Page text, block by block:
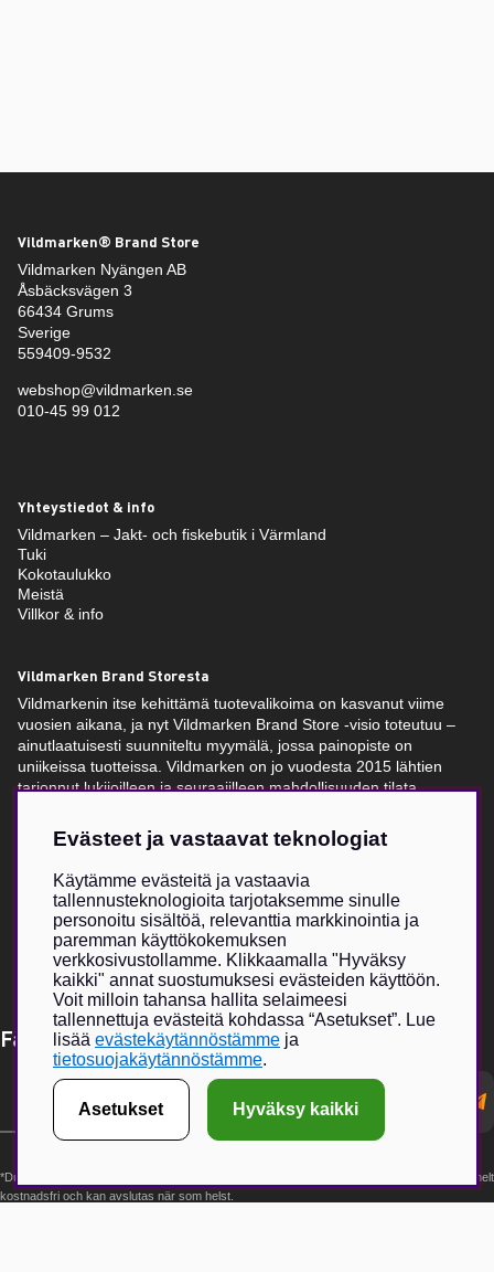
Vildmarken® Brand Store
Vildmarken Nyängen AB
Åsbäcksvägen 3
66434 Grums
Sverige
559409-9532
webshop@vildmarken.se
010-45 99 012
Yhteystiedot & info
Vildmarken – Jakt- och fiskebutik i Värmland
Tuki
Kokotaulukko
Meistä
Villkor & info
Vildmarken Brand Storesta
Vildmarkenin itse kehittämä tuotevalikoima on kasvanut viime
vuosien aikana, ja nyt Vildmarken Brand Store -visio toteutuu –
ainutlaatuisesti suunniteltu myymälä, jossa painopiste on
uniikeissa tuotteissa. Vildmarken on jo vuodesta 2015 lähtien
tarjonnut lukijoilleen ja seuraajilleen mahdollisuuden tilata
Verkkokauppa on kasvanut erittäin suosituksi, ja fyysisen
elämyksen yhdessä valikoitujen metsästykseen ja ulkoiluun
keskittyvien brändikumppaneiden kanssa.
Få Magasin Vildmarken direkt till din e-post!*
postadress
*Du kan även få erbjudanden och nyheter från samarbetspartners. Din prenumeration är helt
kostnadsfri och kan avslutas när som helst.
Evästeet ja vastaavat teknologiat
Käytämme evästeitä ja vastaavia
tallennusteknologioita tarjotaksemme sinulle
personoitu sisältöä, relevanttia markkinointia ja
paremman käyttökokemuksen
verkkosivustollamme. Klikkaamalla "Hyväksy
kaikki" annat suostumuksesi evästeiden käyttöön.
Voit milloin tahansa hallita selaimeesi
tallennettuja evästeitä kohdassa “Asetukset”. Lue
lisää evästekäytännöstämme ja
tietosuojakäytännöstämme.
Asetukset Hyväksy kaikki